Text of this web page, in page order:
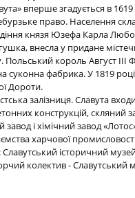
вперше згадується в 1619
право. Населення
князя Юзефа Карла
внесла у придане
Польський король Август III
фабрика. У 1819
Дороти.
залізниця. Славута
конструкцій,
і хімічний завод
харчової
історичний
колектив - Славутський